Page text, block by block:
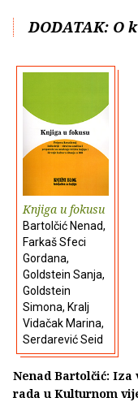
DODATAK:
Knjiga u fokusu
Bartolčić Nenad,
Farkaš Sfeci
Gordana,
Goldstein Sanja,
Goldstein
Simona, Kralj
Vidačak Marina,
Serdarević Seid
Nenad Bartolčić: Iza
rada u Kulturnom